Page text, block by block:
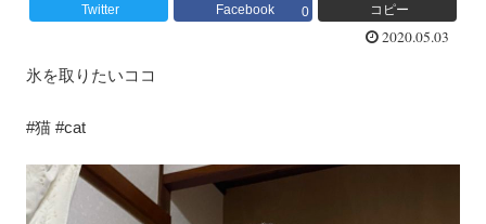
Twitter Facebook 0 コピー
2020.05.03
氷を取りたいココ
#猫 #cat